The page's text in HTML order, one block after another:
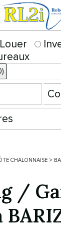
Louer
CHALONNAISE >
/